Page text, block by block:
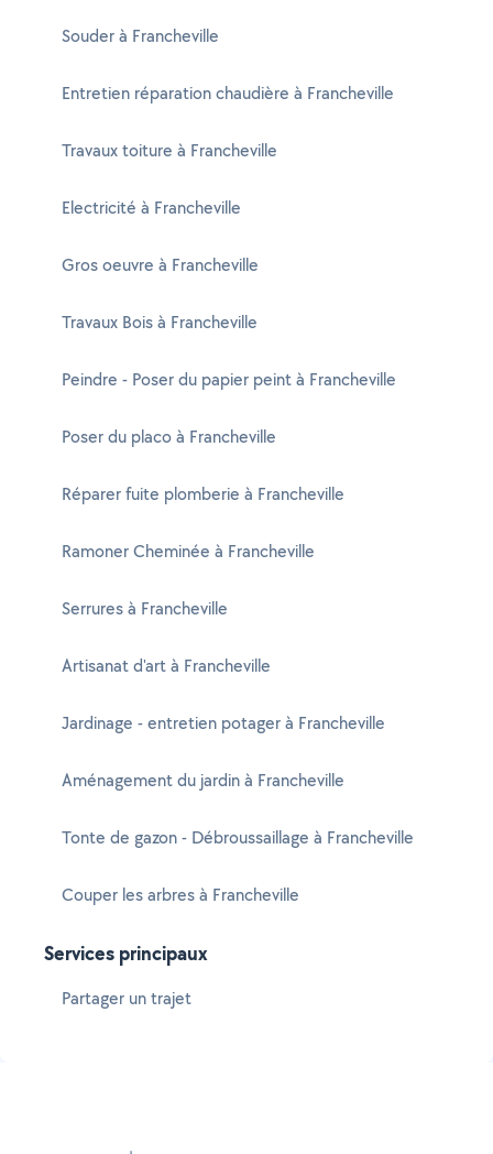
Souder à Francheville
Entretien réparation chaudière à Francheville
Travaux toiture à Francheville
Electricité à Francheville
Gros oeuvre à Francheville
Travaux Bois à Francheville
Peindre - Poser du papier peint à Francheville
Poser du placo à Francheville
Réparer fuite plomberie à Francheville
Ramoner Cheminée à Francheville
Serrures à Francheville
Artisanat d'art à Francheville
Jardinage - entretien potager à Francheville
Aménagement du jardin à Francheville
Tonte de gazon - Débroussaillage à Francheville
Couper les arbres à Francheville
Services principaux
Partager un trajet